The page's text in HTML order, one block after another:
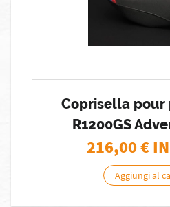
Coprisella pour
R1200GS
216,00€
Aggiungi al